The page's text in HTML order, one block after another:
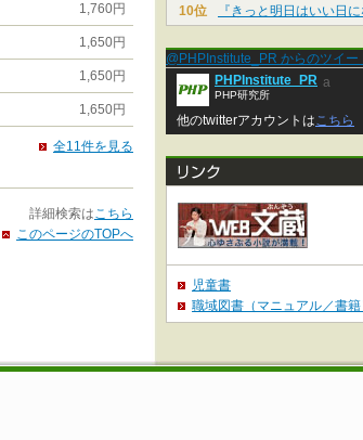
1,760円
1,650円
1,650円
1,650円
全11件を見る
詳細検索はこちら
このページのTOPへ
10位
『きっと明日はいい日に
@PHPInstitute_PR からのツイー
PHPInstitute_PR
PHP研究所
a
他のtwitterアカウントはこちら
児童書
職域図書（マニュアル／書籍